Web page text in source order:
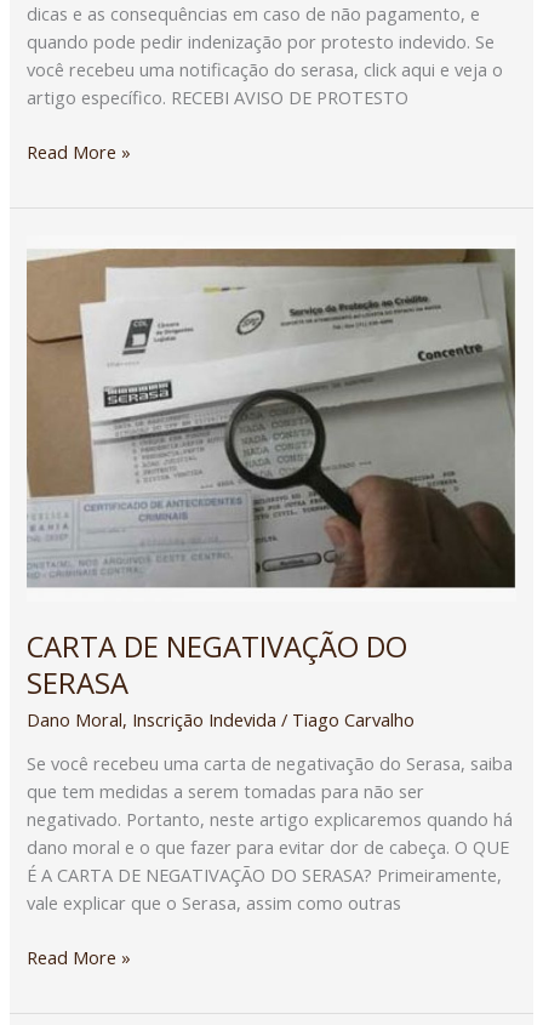
dicas e as consequências em caso de não pagamento, e
quando pode pedir indenização por protesto indevido. Se
você recebeu uma notificação do serasa, click aqui e veja o
artigo específico. RECEBI AVISO DE PROTESTO
Read More »
CARTA DE NEGATIVAÇÃO DO
SERASA
Dano Moral, Inscrição Indevida / Tiago Carvalho
Se você recebeu uma carta de negativação do Serasa, saiba
que tem medidas a serem tomadas para não ser
negativado. Portanto, neste artigo explicaremos quando há
dano moral e o que fazer para evitar dor de cabeça. O QUE
É A CARTA DE NEGATIVAÇÃO DO SERASA? Primeiramente,
vale explicar que o Serasa, assim como outras
CARTA
NEGATIVAÇÃO
DO
SERASA
Read More »